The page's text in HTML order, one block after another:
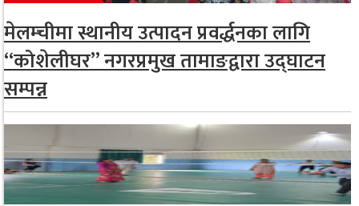
मेलम्चीमा स्थानीय उत्पादन प्रवर्द्धनका लागि
“कोशेलीघर” नगरप्रमुख तामाङद्वारा उद्घाटन
सम्पन्न